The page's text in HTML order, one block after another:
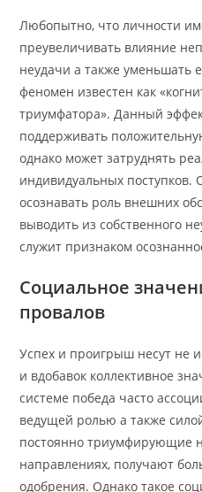
Любопытно, что личности
преувеличивать влияние
неудачи а также уменьшать
феномен известен как
триумфатора». Данный
поддерживать
однако может затруднять
индивидуальных поступков.
осознавать роль внешних
выводить из собственного
служит признаком
Социальное
провалов
Успех и проигрыш несут не
и вдобавок коллективное
системе победа часто
ведущей ролью а также
постоянно триумфирующие
направлениях, получают
одобрения. Однако такое